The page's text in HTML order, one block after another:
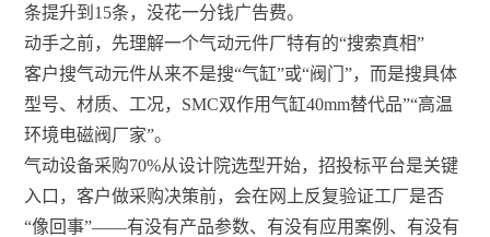
条提升到15条，没花一分钱广告费。
动手之前，先理解一个气动元件厂特有的“搜索真相”
客户搜气动元件从来不是搜“气缸”或“阀门”，而是搜具体
型号、材质、工况，SMC双作用气缸40mm替代品”“高温
环境电磁阀厂家”。
气动设备采购70%从设计院选型开始，招投标平台是关键
入口，客户做采购决策前，会在网上反复验证工厂是否
“像回事”——有没有产品参数、有没有应用案例、有没有